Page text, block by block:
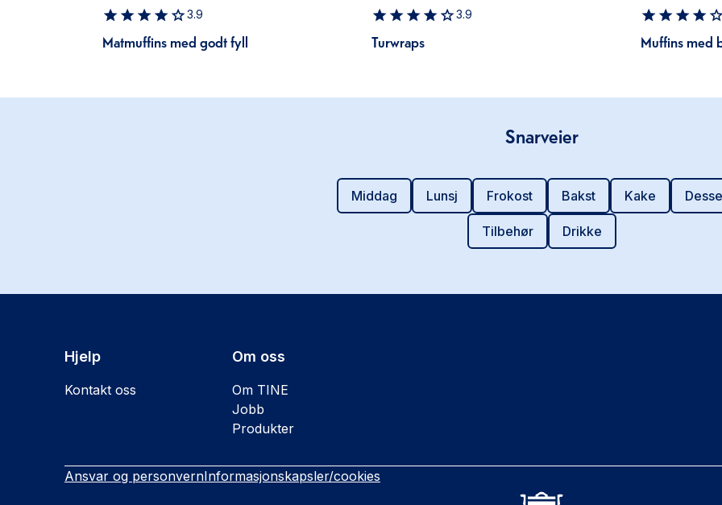
3.9
Matmuffins med godt fyll
3.9
Turwraps Muffins med
Snarveier
Middag Lunsj Frokost Bakst Kake
Tilbehør Drikke
Hjelp
Kontakt oss
Om oss
Om TINE
Jobb
Produkter
Ansvar og personvernInformasjonskapsler/cookies